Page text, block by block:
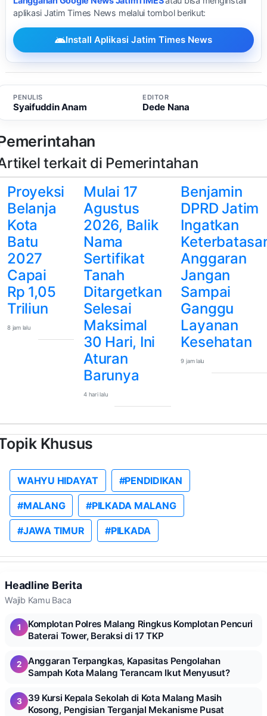
aplikasi Jatim Times News melalui tombol berikut:
Install Aplikasi Jatim Times News
PENULIS
Syaifuddin Anam
EDITOR
Dede Nana
terkait di Pemerintahan
Proyeksi
Belanja
Kota
Batu
2027
Capai
Rp 1,05
Triliun
8 jam lalu
Mulai 17
Agustus
2026, Balik
Nama
Sertifikat
Tanah
Ditargetkan
Selesai
Maksimal
30 Hari, Ini
Aturan
Barunya
4 hari lalu
Benjamin
DPRD Jatim
Ingatkan
Anggaran
Jangan
Sampai
Ganggu
Layanan
Kesehatan
9 jam lalu
Khusus
WAHYU HIDAYAT #PENDIDIKAN
#MALANG #PILKADA MALANG
#JAWA TIMUR #PILKADA
Headline Berita
Wajib Kamu Baca
1
Komplotan Polres Malang Ringkus Komplotan Pencuri
Baterai Tower, Beraksi di 17 TKP
2
Anggaran Terpangkas, Kapasitas Pengolahan
Sampah Kota Malang Terancam Ikut Menyusut?
3
39 Kursi Kepala Sekolah di Kota Malang Masih
Kosong, Pengisian Terganjal Mekanisme Pusat